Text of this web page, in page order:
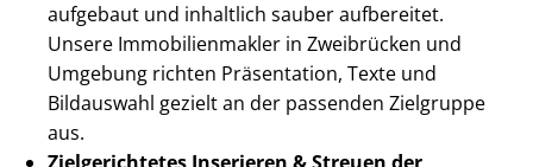
aufgebaut und inhaltlich sauber aufbereitet.
Unsere Im­mo­bi­li­en­mak­ler in Zweibrücken und
Umgebung richten Präsentation, Texte und
Bildauswahl gezielt an der passenden Zielgruppe
aus.